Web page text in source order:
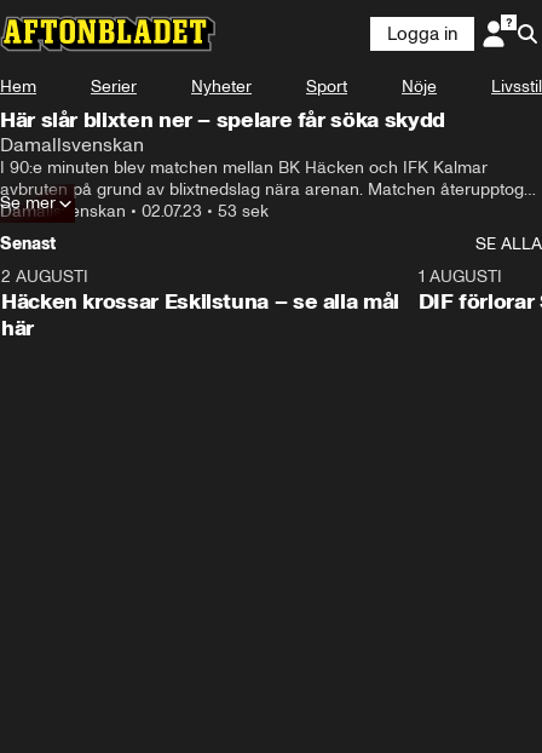
Logga in
Hem Serier Nyheter Sport Nöje Livsstil
Här slår blixten ner – spelare får söka skydd
Damallsvenskan
I 90:e minuten blev matchen mellan BK Häcken och IFK Kalmar
avbruten på grund av blixtnedslag nära arenan. Matchen återupptogs
efter 9 minuter. BK Häcken utökar sin ledning i tabellen när de
besegrade IFK Kalmar med 0-3.
Damallsvenskan • 02.07.23 • 53 sek
Se mer
Senast
SE ALLA
2 AUGUSTI
Häcken krossar Eskilstuna – se alla mål
här
1 AUGUSTI
DIF